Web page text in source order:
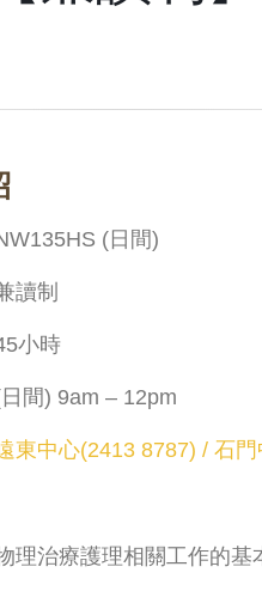
(日間)
讀制
小時
間) 9am – 12pm
東中心(2413 8787) / 石
理治療護理相關工作的基